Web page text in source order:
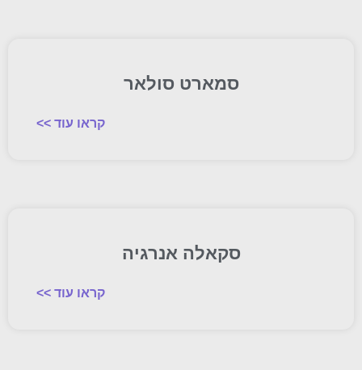
סמארט סולאר
קראו עוד >>
סקאלה אנרגיה
קראו עוד >>